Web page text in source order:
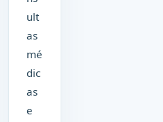
ult
as
mé
dic
as
e